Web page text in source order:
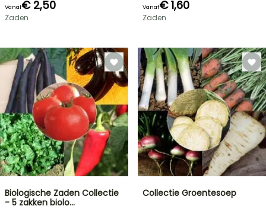
Vanaf€ 2,50
Zaden
Vanaf€ 1,60
Zaden
Biologische Zaden Collectie
- 5 zakken biolo…
Collectie Groentesoep